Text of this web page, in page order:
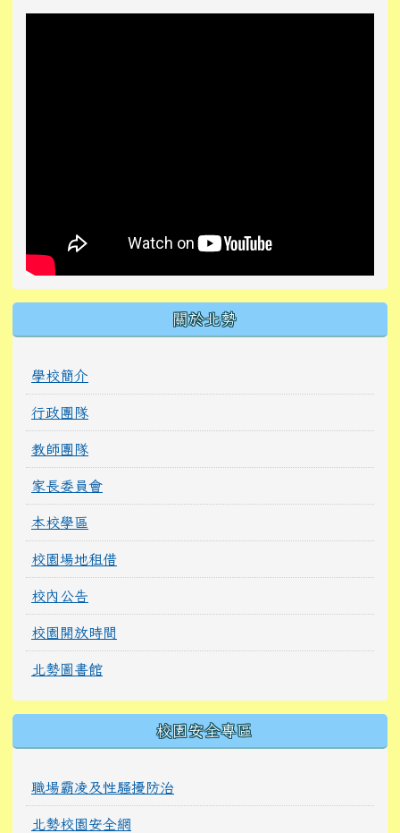
關於北勢
學校簡介
行政團隊
教師團隊
家長委員會
本校學區
校園場地租借
校內公告
校園開放時間
北勢圖書館
校園安全專區
職場霸凌及性騷擾防治
北勢校園安全網